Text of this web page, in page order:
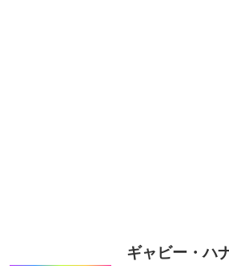
ギャビー・ハ